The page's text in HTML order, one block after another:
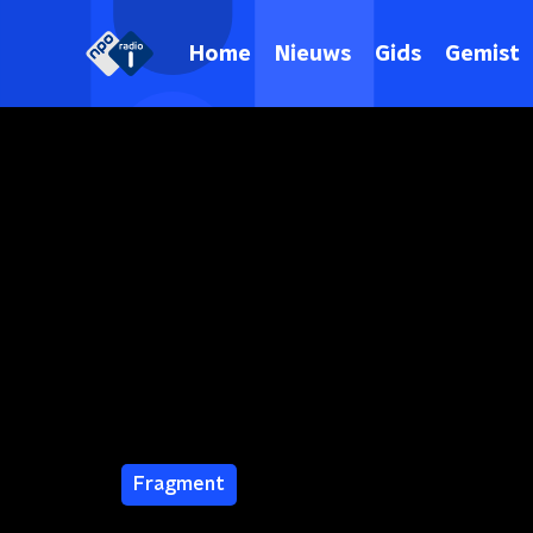
Home Nieuws Gids Gemist
Fragment